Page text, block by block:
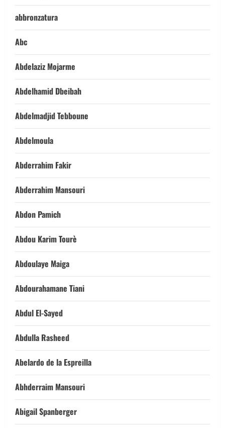
abbronzatura
Abc
Abdelaziz Mojarme
Abdelhamid Dbeibah
Abdelmadjid Tebboune
Abdelmoula
Abderrahim Fakir
Abderrahim Mansouri
Abdon Pamich
Abdou Karim Tourè
Abdoulaye Maiga
Abdourahamane Tiani
Abdul El-Sayed
Abdulla Rasheed
Abelardo de la Espreilla
Abhderraim Mansouri
Abigail Spanberger